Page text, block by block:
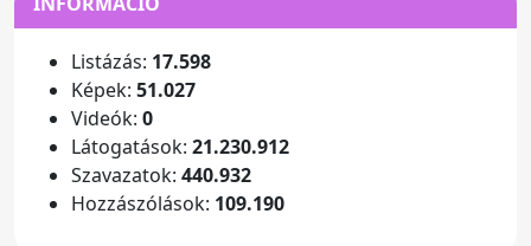
Listázás: 17.598
Képek: 51.027
Videók: 0
Látogatások: 21.230.912
Szavazatok: 440.932
Hozzászólások: 109.190